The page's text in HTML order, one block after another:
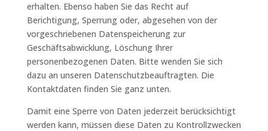
erhalten. Ebenso haben Sie das Recht auf
Berichtigung, Sperrung oder, abgesehen von der
vorgeschriebenen Datenspeicherung zur
Geschäftsabwicklung, Löschung Ihrer
personenbezogenen Daten. Bitte wenden Sie sich
dazu an unseren Datenschutzbeauftragten. Die
Kontaktdaten finden Sie ganz unten.
Damit eine Sperre von Daten jederzeit berücksichtigt
werden kann, müssen diese Daten zu Kontrollzwecken